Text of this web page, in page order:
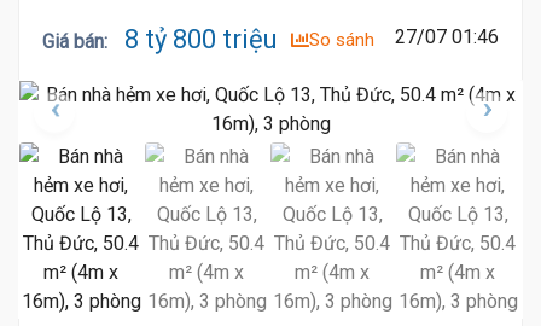
Giá bán: 8 tỷ 800 triệu So sánh 27/07 01:46